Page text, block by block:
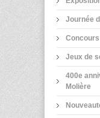
Journée
Jeux de
400e
Molière